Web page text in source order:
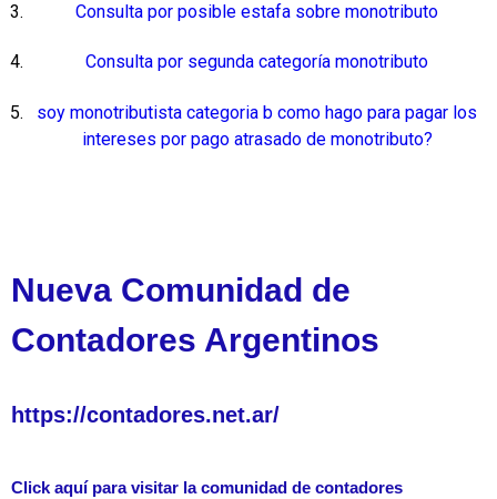
Consulta por posible estafa sobre monotributo
Consulta por segunda categoría monotributo
soy monotributista categoria b como hago para pagar los
intereses por pago atrasado de monotributo?
Nueva Comunidad de
Contadores Argentinos
https://contadores.net.ar/
Click aquí para visitar la comunidad de contadores